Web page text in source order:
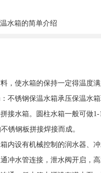
温水箱的简单介绍
，使水箱的保持一定得温度满
锈钢保温水箱承压保温水箱
水箱。圆柱水箱一般可做1-
锈钢板拼接焊接而成。
设有机械控制的润水器、冲
冲水管连接，泄水阀开启，